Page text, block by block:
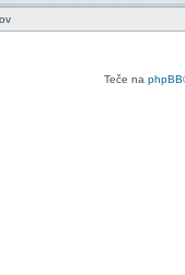
Teče na phpBB